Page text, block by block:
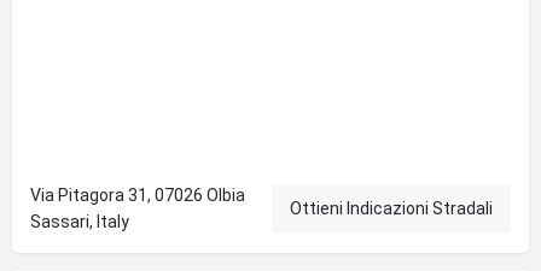
Via Pitagora 31, 07026 Olbia
Sassari, Italy
Ottieni Indicazioni Stradali